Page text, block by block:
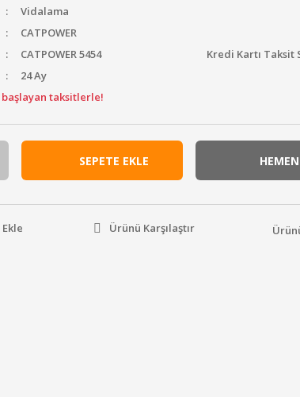
Vidalama
CATPOWER
CATPOWER 5454
24 Ay
başlayan taksitlerle!
Kredi Kartı Taksit
SEPETE EKLE
Ürünü Karşılaştır